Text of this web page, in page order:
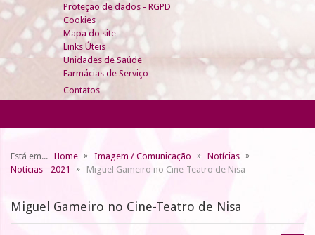
Proteção de dados - RGPD
Cookies
Mapa do site
Links Úteis
Unidades de Saúde
Farmácias de Serviço
Contatos
Está em... Home Imagem / Comunicação
Notícias
Notícias - 2021
Miguel Gameiro no Cine-Teatro de Nisa
Miguel Gameiro no Cine-Teatro de Nisa